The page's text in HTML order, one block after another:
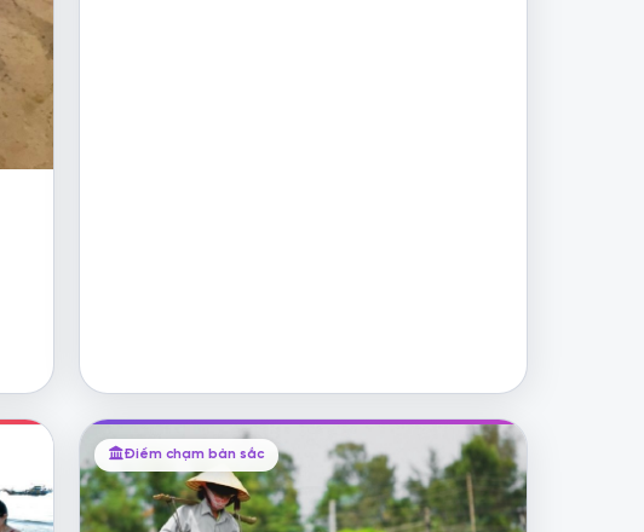
Điểm chạm bản sắc